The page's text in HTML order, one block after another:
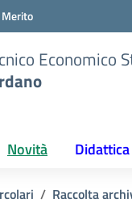
Economico
Novità Didattica
Raccolta